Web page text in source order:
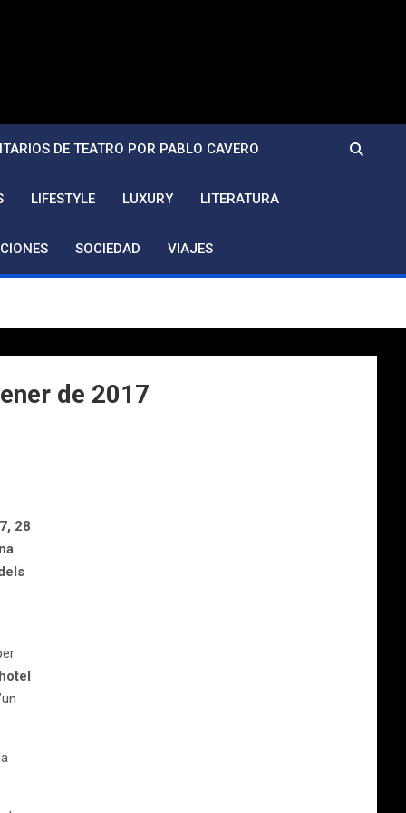
DE TEATRO POR PABLO CAVERO
LIFESTYLE LUXURY LITERATURA
SOCIEDAD VIAJES
de 2017
28